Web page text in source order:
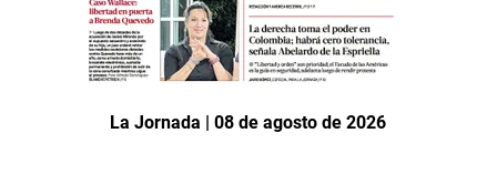
La Jornada | 08 de agosto de 2026